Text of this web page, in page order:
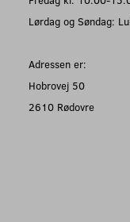
Lørdag og Søndag:
Adressen er:
Hobrovej 50
2610 Rødovre